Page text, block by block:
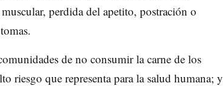
perdida del apetito, postración o
de no consumir la carne de los
riesgo que representa para la salud humana; y